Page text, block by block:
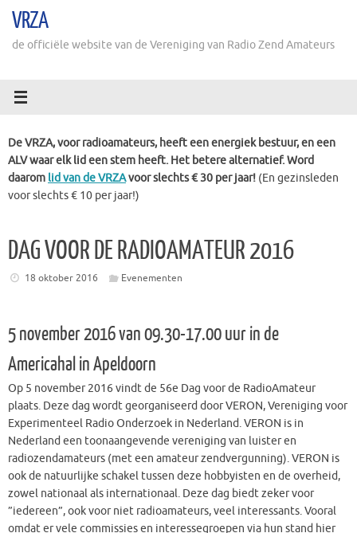
naarVRZA
de officiële website van de Vereniging van Radio Zend Amateurs
De VRZA, voor radioamateurs, heeft een energiek bestuur, en een
ALV waar elk lid een stem heeft. Het betere alternatief. Word
daarom lid van de VRZAvoor slechts € 30 per jaar! (En gezinsleden
voor slechts € 10 per jaar!)
DAG VOOR DE RADIOAMATEUR 2016
18 oktober 2016 Evenementen
5 november 2016 van 09.30-17.00 uur in de
Americahal in Apeldoorn
Op 5 november 2016 vindt de 56e Dag voor de RadioAmateur
plaats. Deze dag wordt georganiseerd door VERON, Vereniging voor
Experimenteel Radio Onderzoek in Nederland. VERON is in
Nederland een toonaangevende vereniging van luister en
radiozendamateurs (met een amateur zendvergunning). VERON is
ook de natuurlijke schakel tussen deze hobbyisten en de overheid,
zowel nationaal als internationaal. Deze dag biedt zeker voor
”iedereen”, ook voor niet radioamateurs, veel interessants. Vooral
omdat er vele commissies en interessegroepen via hun stand hier